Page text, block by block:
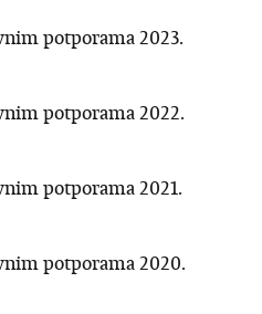
potporama 2023.
potporama 2022.
potporama 2021.
potporama 2020.